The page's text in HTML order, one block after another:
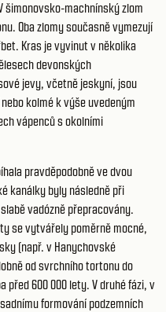
šimonovsko-machnínský zlom
Oba zlomy současně vymezují
Kras je vyvinut v několika
devonských
jevy, včetně jeskyní, jsou
kolmé k výše uvedeným
vápenců s okolními
pravděpodobně ve dvou
kanálky byly následně při
vadózně přepracovány.
se vytvářely poměrně mocné,
(např. v Hanychovské
od svrchního tortonu do
před 600 000 lety. V druhé fázi, v
formování podzemních